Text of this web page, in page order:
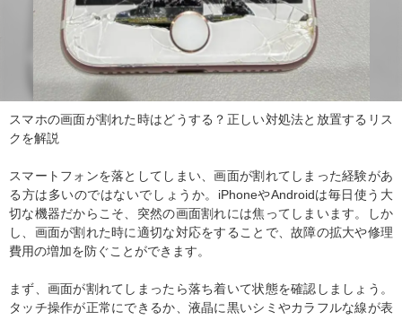
スマホの画面が割れた時はどうする？正しい対処法と放置するリス
クを解説
スマートフォンを落としてしまい、画面が割れてしまった経験があ
る方は多いのではないでしょうか。iPhoneやAndroidは毎日使う大
切な機器だからこそ、突然の画面割れには焦ってしまいます。しか
し、画面が割れた時に適切な対応をすることで、故障の拡大や修理
費用の増加を防ぐことができます。
まず、画面が割れてしまったら落ち着いて状態を確認しましょう。
タッチ操作が正常にできるか、液晶に黒いシミやカラフルな線が表